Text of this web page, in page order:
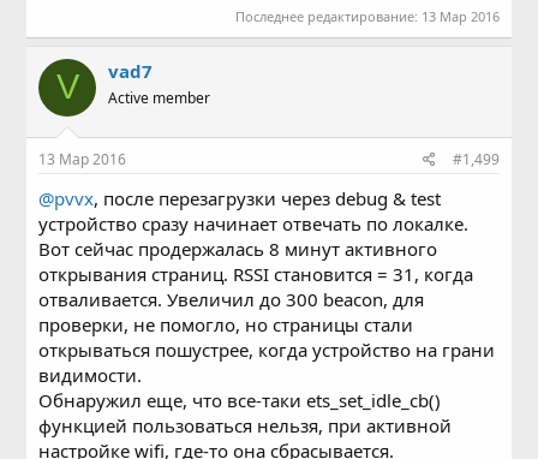
Последнее редактирование: 13 Мар 2016
V vad7
Active member
13 Мар 2016 #1,499
@pvvx, после перезагрузки через debug & test
устройство сразу начинает отвечать по локалке.
Вот сейчас продержалась 8 минут активного
открывания страниц. RSSI становится = 31, когда
отваливается. Увеличил до 300 beacon, для
проверки, не помогло, но страницы стали
открываться пошустрее, когда устройство на грани
видимости.
Обнаружил еще, что все-таки ets_set_idle_cb()
функцией пользоваться нельзя, при активной
настройке wifi, где-то она сбрасывается.